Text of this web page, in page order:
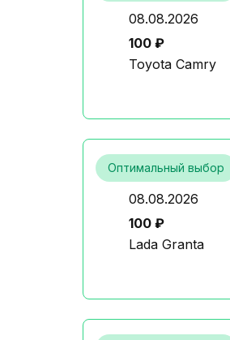
08.08.2026
100 ₽
Toyota Camry
Оптимальный выбор
08.08.2026
100 ₽
Lada Granta